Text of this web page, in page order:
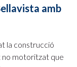
amb
la construcció
no motoritzat que